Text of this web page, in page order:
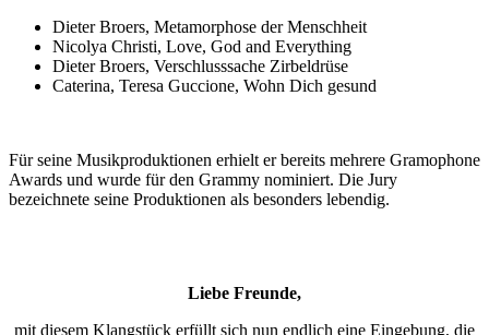
Dieter Broers, Metamorphose der Menschheit
Nicolya Christi, Love, God and Everything
Dieter Broers, Verschlusssache Zirbeldrüse
Caterina, Teresa Guccione, Wohn Dich gesund
Für seine Musikproduktionen erhielt er bereits mehrere Gramophone
Awards und wurde für den Grammy nominiert. Die Jury
bezeichnete seine Produktionen als besonders lebendig.
Liebe Freunde,
mit diesem Klangstück erfüllt sich nun endlich eine Eingebung, die